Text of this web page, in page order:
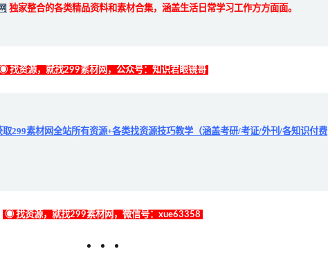
独家整合的各类精品资料和素材合集，涵盖生活日常学习工作方方面面。
找资源，就找299素材网，公众号：知识君眼镜哥
取299素材网全站所有资源+各类找资源技巧教学（涵盖考研/考证/外刊/各知识付费
◉ 找资源，就找299素材网，微信号：xue63358